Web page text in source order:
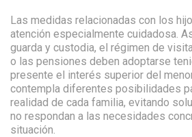
Las medidas relacionadas con los
atención especialmente cuidadosa.
guarda y custodia, el régimen de
o las pensiones deben adoptarse
presente el interés superior del
contempla diferentes posibilidades
realidad de cada familia, evitando
no respondan a las necesidades
situación.